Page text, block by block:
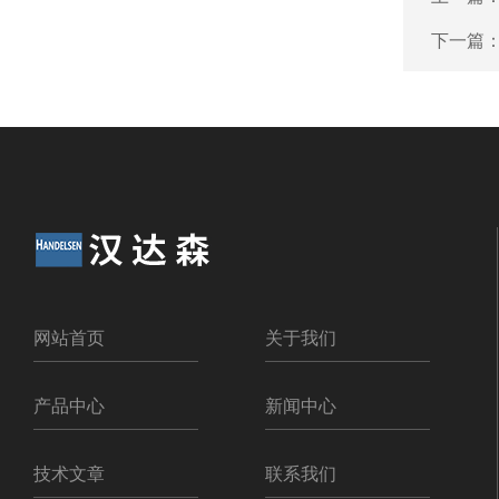
下一篇：
网站首页 关于我们
产品中心 新闻中心
技术文章 联系我们